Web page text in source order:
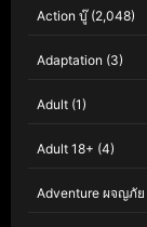
Action บู๊(2,048)
Adaptation (3)
Adult (1)
Adult 18+ (4)
Adventure ผจญภัย